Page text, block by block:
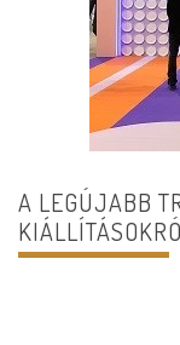
A LEGÚJABB